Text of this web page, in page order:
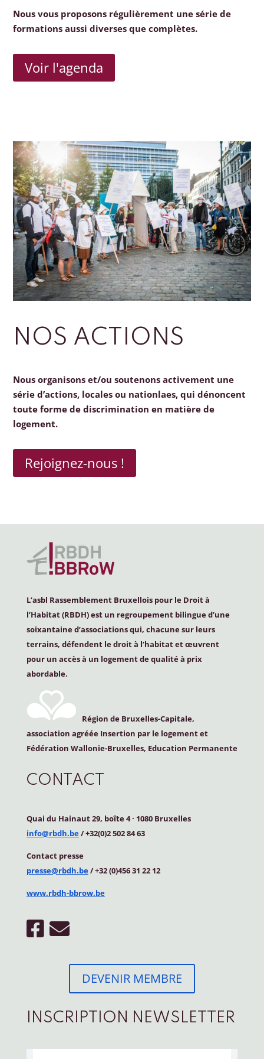
Nous vous proposons régulièrement une série de
formations aussi diverses que complètes.
Voir l'agenda
NOS ACTIONS
Nous organisons et/ou soutenons activement une
série d’actions, locales ou nationlaes, qui dénoncent
toute forme de discrimination en matière de
logement.
Rejoignez-nous !
L’asbl Rassemblement Bruxellois pour le Droit à
l’Habitat (RBDH) est un regroupement bilingue d’une
soixantaine d’associations qui, chacune sur leurs
terrains, défendent le droit à l’habitat et œuvrent
pour un accès à un logement de qualité à prix
abordable.
Région de Bruxelles-Capitale,
association agréée Insertion par le logement et
Fédération Wallonie-Bruxelles, Education Permanente
CONTACT
Quai du Hainaut 29, boîte 4· 1080 Bruxelles
info@rbdh.be/ +32(0)2 502 84 63
Contact presse
presse@rbdh.be/ +32 (0)456 31 22 12
www.rbdh-bbrow.be
DEVENIR MEMBRE
INSCRIPTION NEWSLETTER